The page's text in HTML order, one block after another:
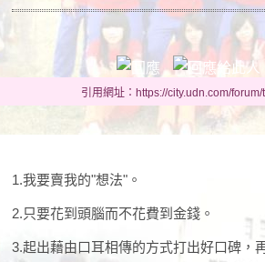
引用網址：https://city.udn.com/
1.我要賣我的"想法"。
2.只要花到頭腦而不花費到金錢。
3.起出藉由口耳相傳的方式打出好口碑，